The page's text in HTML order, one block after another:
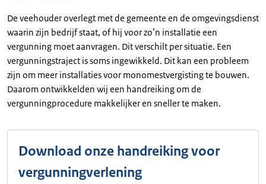
De veehouder overlegt met de gemeente en de omgevingsdienst
waarin zijn bedrijf staat, of hij voor zo’n installatie een
vergunning moet aanvragen. Dit verschilt per situatie. Een
vergunningstraject is soms ingewikkeld. Dit kan een probleem
zijn om meer installaties voor monomestvergisting te bouwen.
Daarom ontwikkelden wij een handreiking om de
vergunningprocedure makkelijker en sneller te maken.
Download onze handreiking voor
vergunningverlening